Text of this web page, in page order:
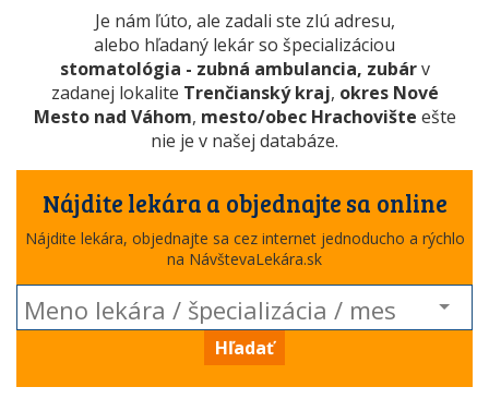
Je nám ľúto, ale zadali ste zlú adresu,
alebo hľadaný lekár so špecializáciou
stomatológia - zubná ambulancia, zubárv
zadanej lokalite Trenčianský kraj, okres Nové
Mesto nad Váhom, mesto/obec Hrachovište ešte
nie je v našej databáze.
Nájdite lekára a objednajte sa online
Nájdite lekára, objednajte sa cez internet jednoducho a rýchlo
na NávštevaLekára.sk
Hľadať